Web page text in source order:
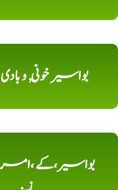
بواسیر خونی,
بواسیر،کے